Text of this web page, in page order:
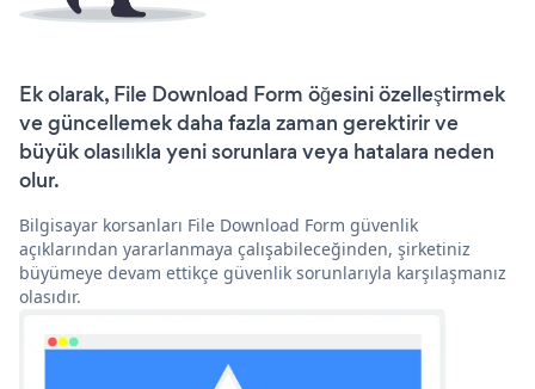
Ek olarak, File Download Form öğesini özelleştirmek
ve güncellemek daha fazla zaman gerektirir ve
büyük olasılıkla yeni sorunlara veya hatalara neden
olur.
Bilgisayar korsanları File Download Form güvenlik
açıklarından yararlanmaya çalışabileceğinden, şirketiniz
büyümeye devam ettikçe güvenlik sorunlarıyla karşılaşmanız
olasıdır.